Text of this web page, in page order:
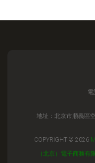
地址：北京市順義區
COPYRIGHT © 2026
（北京）電子商務有